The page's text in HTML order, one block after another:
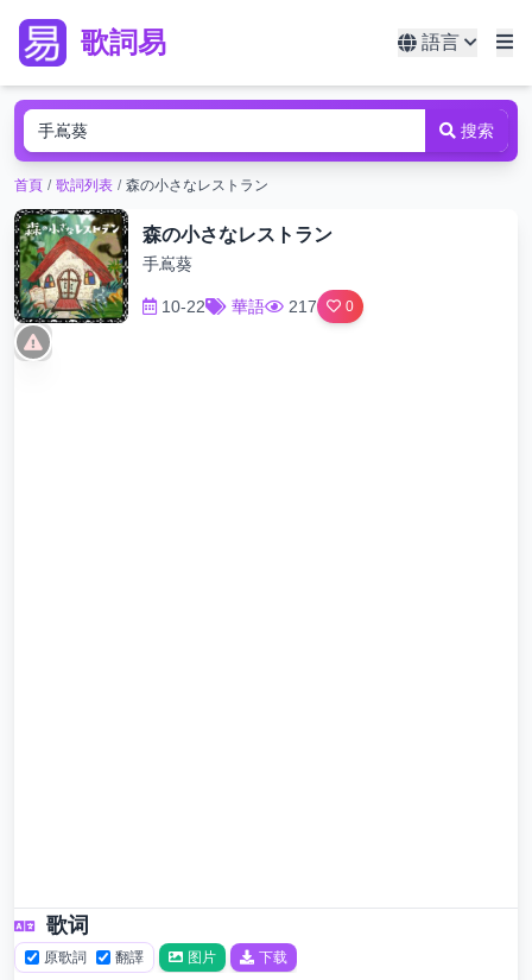
歌詞易 語言
搜索
首頁 / 歌詞列表 / 森の小さなレストラン
森の小さなレストラン
手嶌葵
10-22 華語 217 0
歌词
原歌詞 翻譯 图片 下载